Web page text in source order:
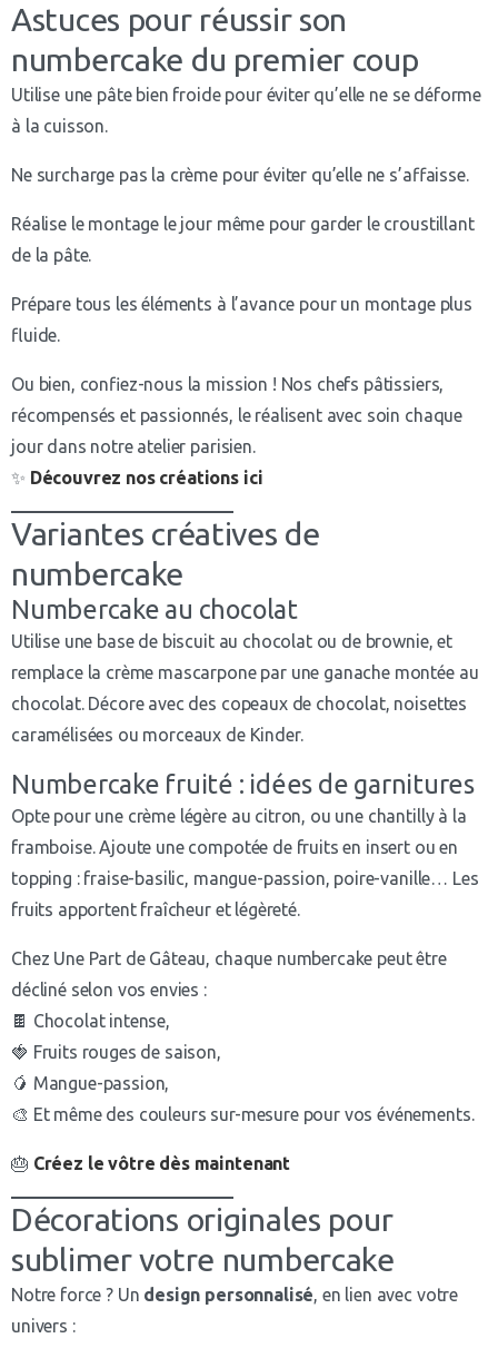
Astuces pour réussir son
numbercake du premier coup
Utilise une pâte bien froide pour éviter qu’elle ne se déforme
à la cuisson.
Ne surcharge pas la crème pour éviter qu’elle ne s’affaisse.
Réalise le montage le jour même pour garder le croustillant
de la pâte.
Prépare tous les éléments à l’avance pour un montage plus
fluide.
Ou bien, confiez-nous la mission ! Nos chefs pâtissiers,
récompensés et passionnés, le réalisent avec soin chaque
jour dans notre atelier parisien.
✨ Découvrez nos créations ici
Variantes créatives de
numbercake
Numbercake au chocolat
Utilise une base de biscuit au chocolat ou de brownie, et
remplace la crème mascarpone par une ganache montée au
chocolat. Décore avec des copeaux de chocolat, noisettes
caramélisées ou morceaux de Kinder.
Numbercake fruité : idées de garnitures
Opte pour une crème légère au citron, ou une chantilly à la
framboise. Ajoute une compotée de fruits en insert ou en
topping : fraise-basilic, mangue-passion, poire-vanille… Les
fruits apportent fraîcheur et légèreté.
Chez Une Part de Gâteau, chaque numbercake peut être
décliné selon vos envies :
🍫 Chocolat intense,
🍓 Fruits rouges de saison,
🥭 Mangue-passion,
🎨 Et même des couleurs sur-mesure pour vos événements.
🎂 Créez le vôtre dès maintenant
Décorations originales pour
sublimer votre numbercake
Notre force ? Un design personnalisé, en lien avec votre
univers :